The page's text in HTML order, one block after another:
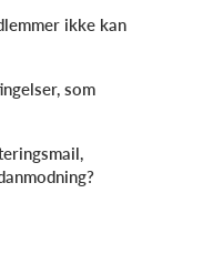
ikke kan
som